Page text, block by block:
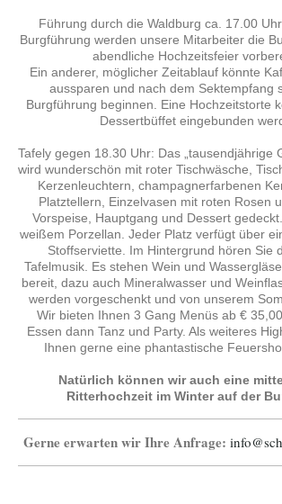
Führung durch die Waldburg ca. 17.00
Burgführung werden unsere Mitarbeiter die
abendliche Hochzeitsfeier
Ein anderer, möglicher Zeitablauf könnte
aussparen und nach dem Sektempfang
Burgführung beginnen. Eine Hochzeitstorte
Dessertbüffet eingebunden
Tafely gegen 18.30 Uhr: Das „tausendjährige
wird wunderschön mit roter Tischwäsche,
Kerzenleuchtern, champagnerfarbenen
Platztellern, Einzelvasen mit roten Rosen
Vorspeise, Hauptgang und Dessert
weißem Porzellan. Jeder Platz verfügt über
Stoffserviette. Im Hintergrund hören Sie
Tafelmusik. Es stehen Wein und
bereit, dazu auch Mineralwasser und
werden vorgeschenkt und von unserem
Wir bieten Ihnen 3 Gang Menüs ab €
Essen dann Tanz und Party. Als weiteres
Ihnen gerne eine phantastische
Natürlich können wir auch eine
Ritterhochzeit im Winter auf der
Gerne erwarten wir Ihre Anfrage: